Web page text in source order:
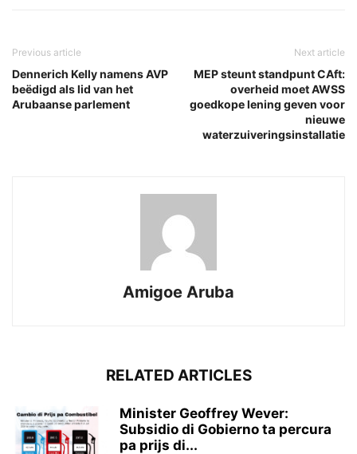
Previous article
Dennerich Kelly namens AVP
beëdigd als lid van het
Arubaanse parlement
Next article
MEP steunt standpunt CAft:
overheid moet AWSS
goedkope lening geven voor
nieuwe
waterzuiveringsinstallatie
Amigoe Aruba
RELATED ARTICLES
Minister Geoffrey Wever:
Subsidio di Gobierno ta percura
pa prijs di...